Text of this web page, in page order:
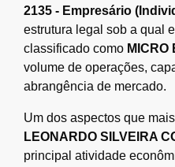
2135 - Empresário
estrutura legal sob a qual
classificado como MICRO
volume de operações,
abrangência de mercado.
Um dos aspectos que
LEONARDO SILVEIRA
principal atividade